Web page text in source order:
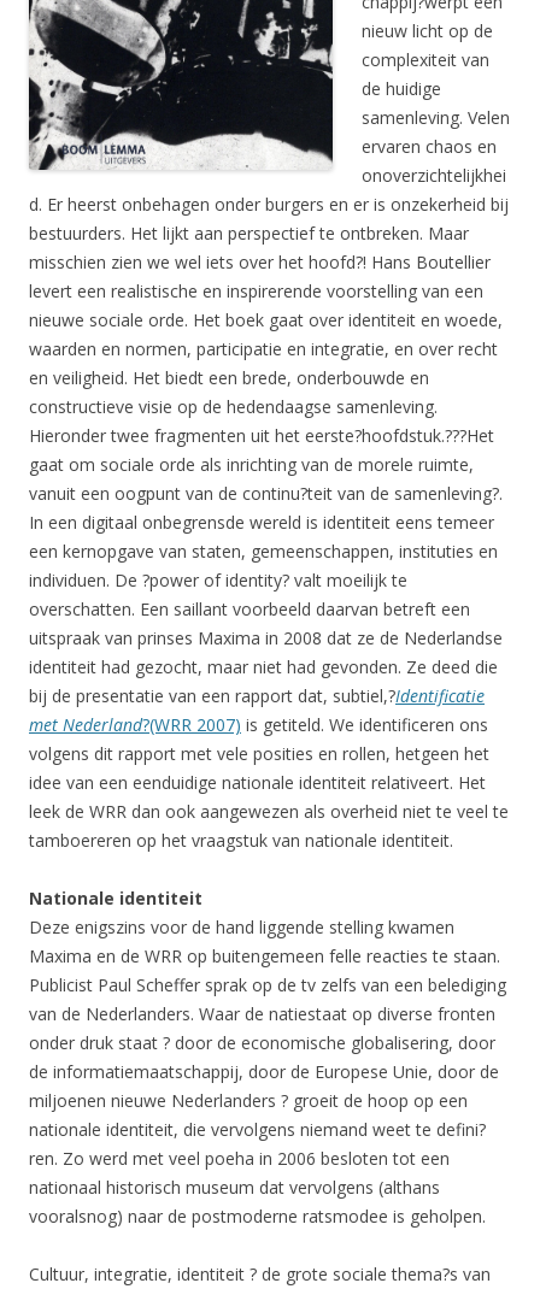
nieuw licht op de
complexiteit van
de huidige
samenleving. Velen
ervaren chaos en
onoverzichtelijkhei
d. Er heerst onbehagen onder burgers en er is onzekerheid bij
bestuurders. Het lijkt aan perspectief te ontbreken. Maar
misschien zien we wel iets over het hoofd?! Hans Boutellier
levert een realistische en inspirerende voorstelling van een
nieuwe sociale orde. Het boek gaat over identiteit en woede,
waarden en normen, participatie en integratie, en over recht
en veiligheid. Het biedt een brede, onderbouwde en
constructieve visie op de hedendaagse samenleving.
Hieronder twee fragmenten uit het eerste?hoofdstuk.???Het
gaat om sociale orde als inrichting van de morele ruimte,
vanuit een oogpunt van de continu?teit van de samenleving?.
In een digitaal onbegrensde wereld is identiteit eens temeer
een kernopgave van staten, gemeenschappen, instituties en
individuen. De ?power of identity? valt moeilijk te
overschatten. Een saillant voorbeeld daarvan betreft een
uitspraak van prinses Maxima in 2008 dat ze de Nederlandse
identiteit had gezocht, maar niet had gevonden. Ze deed die
bij de presentatie van een rapport dat, subtiel,?Identificatie
met Nederland?(WRR 2007) is getiteld. We identificeren ons
volgens dit rapport met vele posities en rollen, hetgeen het
idee van een eenduidige nationale identiteit relativeert. Het
leek de WRR dan ook aangewezen als overheid niet te veel te
tamboereren op het vraagstuk van nationale identiteit.
Nationale identiteit
Deze enigszins voor de hand liggende stelling kwamen
Maxima en de WRR op buitengemeen felle reacties te staan.
Publicist Paul Scheffer sprak op de tv zelfs van een belediging
van de Nederlanders. Waar de natiestaat op diverse fronten
onder druk staat ? door de economische globalisering, door
de informatiemaatschappij, door de Europese Unie, door de
miljoenen nieuwe Nederlanders ? groeit de hoop op een
nationale identiteit, die vervolgens niemand weet te defini?
ren. Zo werd met veel poeha in 2006 besloten tot een
nationaal historisch museum dat vervolgens (althans
vooralsnog) naar de postmoderne ratsmodee is geholpen.
Cultuur, integratie, identiteit ? de grote sociale thema?s van